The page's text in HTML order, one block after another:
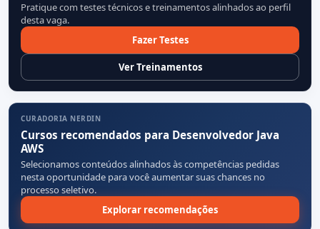
Pratique com testes técnicos e treinamentos alinhados ao perfil
desta vaga.
Fazer Testes
Ver Treinamentos
CURADORIA NERDIN
Cursos recomendados para Desenvolvedor Java
AWS
Selecionamos conteúdos alinhados às competências pedidas
nesta oportunidade para você aumentar suas chances no
processo seletivo.
Explorar recomendações